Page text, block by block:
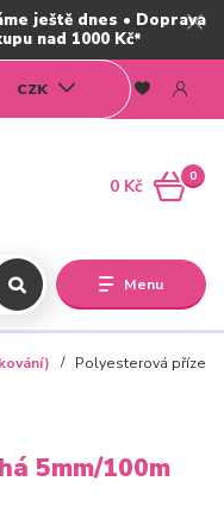
ještě dnes • Doprava
nad 1000 Kč*
Menu
CZK
0
0 Kč
Polyesterová příze
5mm/100m